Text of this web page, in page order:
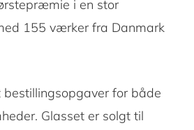
i en stor
155 værker fra Danmark
for både
Glasset er solgt til